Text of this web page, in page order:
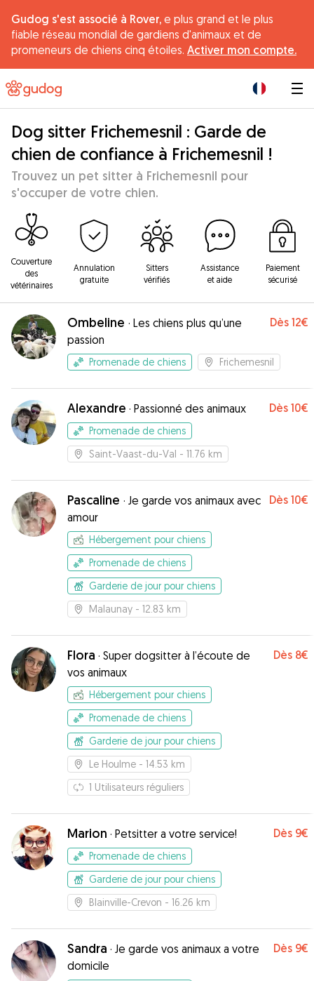
Gudog s'est associé à Rover, e plus grand et le plus
fiable réseau mondial de gardiens d'animaux et de
promeneurs de chiens cinq étoiles. Activer mon compte.
Dog sitter Frichemesnil : Garde de
chien de confiance à Frichemesnil !
Trouvez un pet sitter à Frichemesnil pour
s'occuper de votre chien.
Couverture
des
vétérinaires
Annulation
gratuite
Sitters
vérifiés
Assistance
et aide
Paiement
sécurisé
Ombeline · Les chiens plus qu’une
passion
Dès 12€
Promenade de chiens Frichemesnil
Alexandre · Passionné des animaux Dès 10€
Promenade de chiens
Saint-Vaast-du-Val - 11.76 km
Pascaline · Je garde vos animaux avec
amour
Dès 10€
Hébergement pour chiens
Promenade de chiens
Garderie de jour pour chiens
Malaunay - 12.83 km
Flora · Super dogsitter à l’écoute de
vos animaux
Dès 8€
Hébergement pour chiens
Promenade de chiens
Garderie de jour pour chiens
Le Houlme - 14.53 km
1 Utilisateurs réguliers
Marion · Petsitter a votre service! Dès 9€
Promenade de chiens
Garderie de jour pour chiens
Blainville-Crevon - 16.26 km
Sandra · Je garde vos animaux a votre
domicile
Dès 9€